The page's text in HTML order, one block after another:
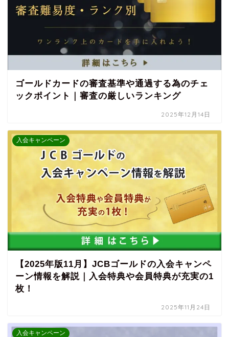
ゴールドカードの審査基準や通過する為のチェ
ックポイント｜審査の厳しいランキング
2025年12月14日
入会キャンペーン
【2025年版11月】JCBゴールドの入会キャンペ
ーン情報を解説｜入会特典や会員特典が充実の1
枚！
2025年11月24日
入会キャンペーン